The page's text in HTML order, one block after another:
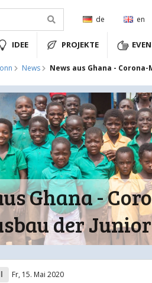
de en
IDEE PROJEKTE
News News aus Ghana -
Ghana -
der
Fr, 15. Mai 2020